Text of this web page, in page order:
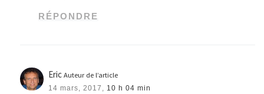
RÉPONDRE
Eric Auteur de l’article
14 mars, 2017, 10 h 04 min